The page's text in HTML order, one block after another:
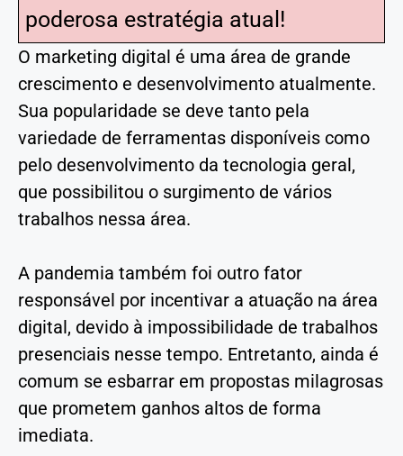
poderosa estratégia atual!
O marketing digital é uma área de grande
crescimento e desenvolvimento atualmente.
Sua popularidade se deve tanto pela
variedade de ferramentas disponíveis como
pelo desenvolvimento da tecnologia geral,
que possibilitou o surgimento de vários
trabalhos nessa área.
A pandemia também foi outro fator
responsável por incentivar a atuação na área
digital, devido à impossibilidade de trabalhos
presenciais nesse tempo. Entretanto, ainda é
comum se esbarrar em propostas milagrosas
que prometem ganhos altos de forma
imediata.